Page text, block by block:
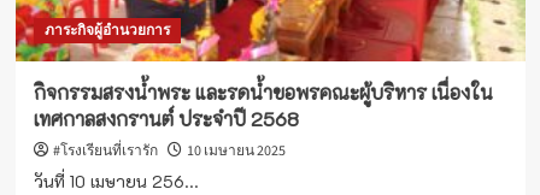
ทางการ
ศึกษา
สิ้น
การ
ศึกษา
2567
ภาระกิจผู้อำนวยการ
กิจกรรมสรงน้ำพระ และรดน้ำขอพรคณะผู้บริหาร เนื่องใน
เทศกาลสงกรานต์ ประจำปี 2568
#โรงเรียนที่เรารัก 10 เมษายน 2025
วันที่ 10 เมษายน 256...